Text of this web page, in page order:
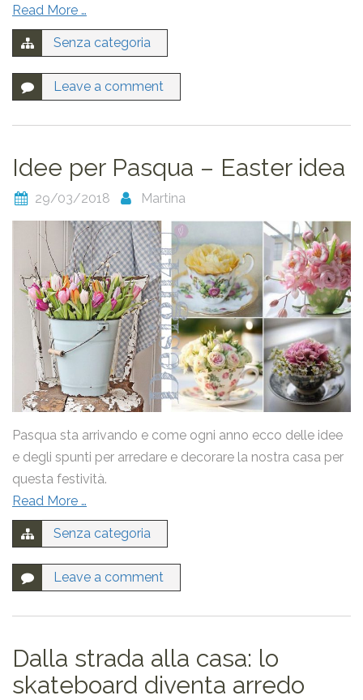
Read More …
Senza categoria
Leave a comment
Idee per Pasqua – Easter idea
29/03/2018 Martina
Pasqua sta arrivando e come ogni anno ecco delle idee
e degli spunti per arredare e decorare la nostra casa per
questa festività.
Read More …
Senza categoria
Leave a comment
Dalla strada alla casa: lo
skateboard diventa arredo